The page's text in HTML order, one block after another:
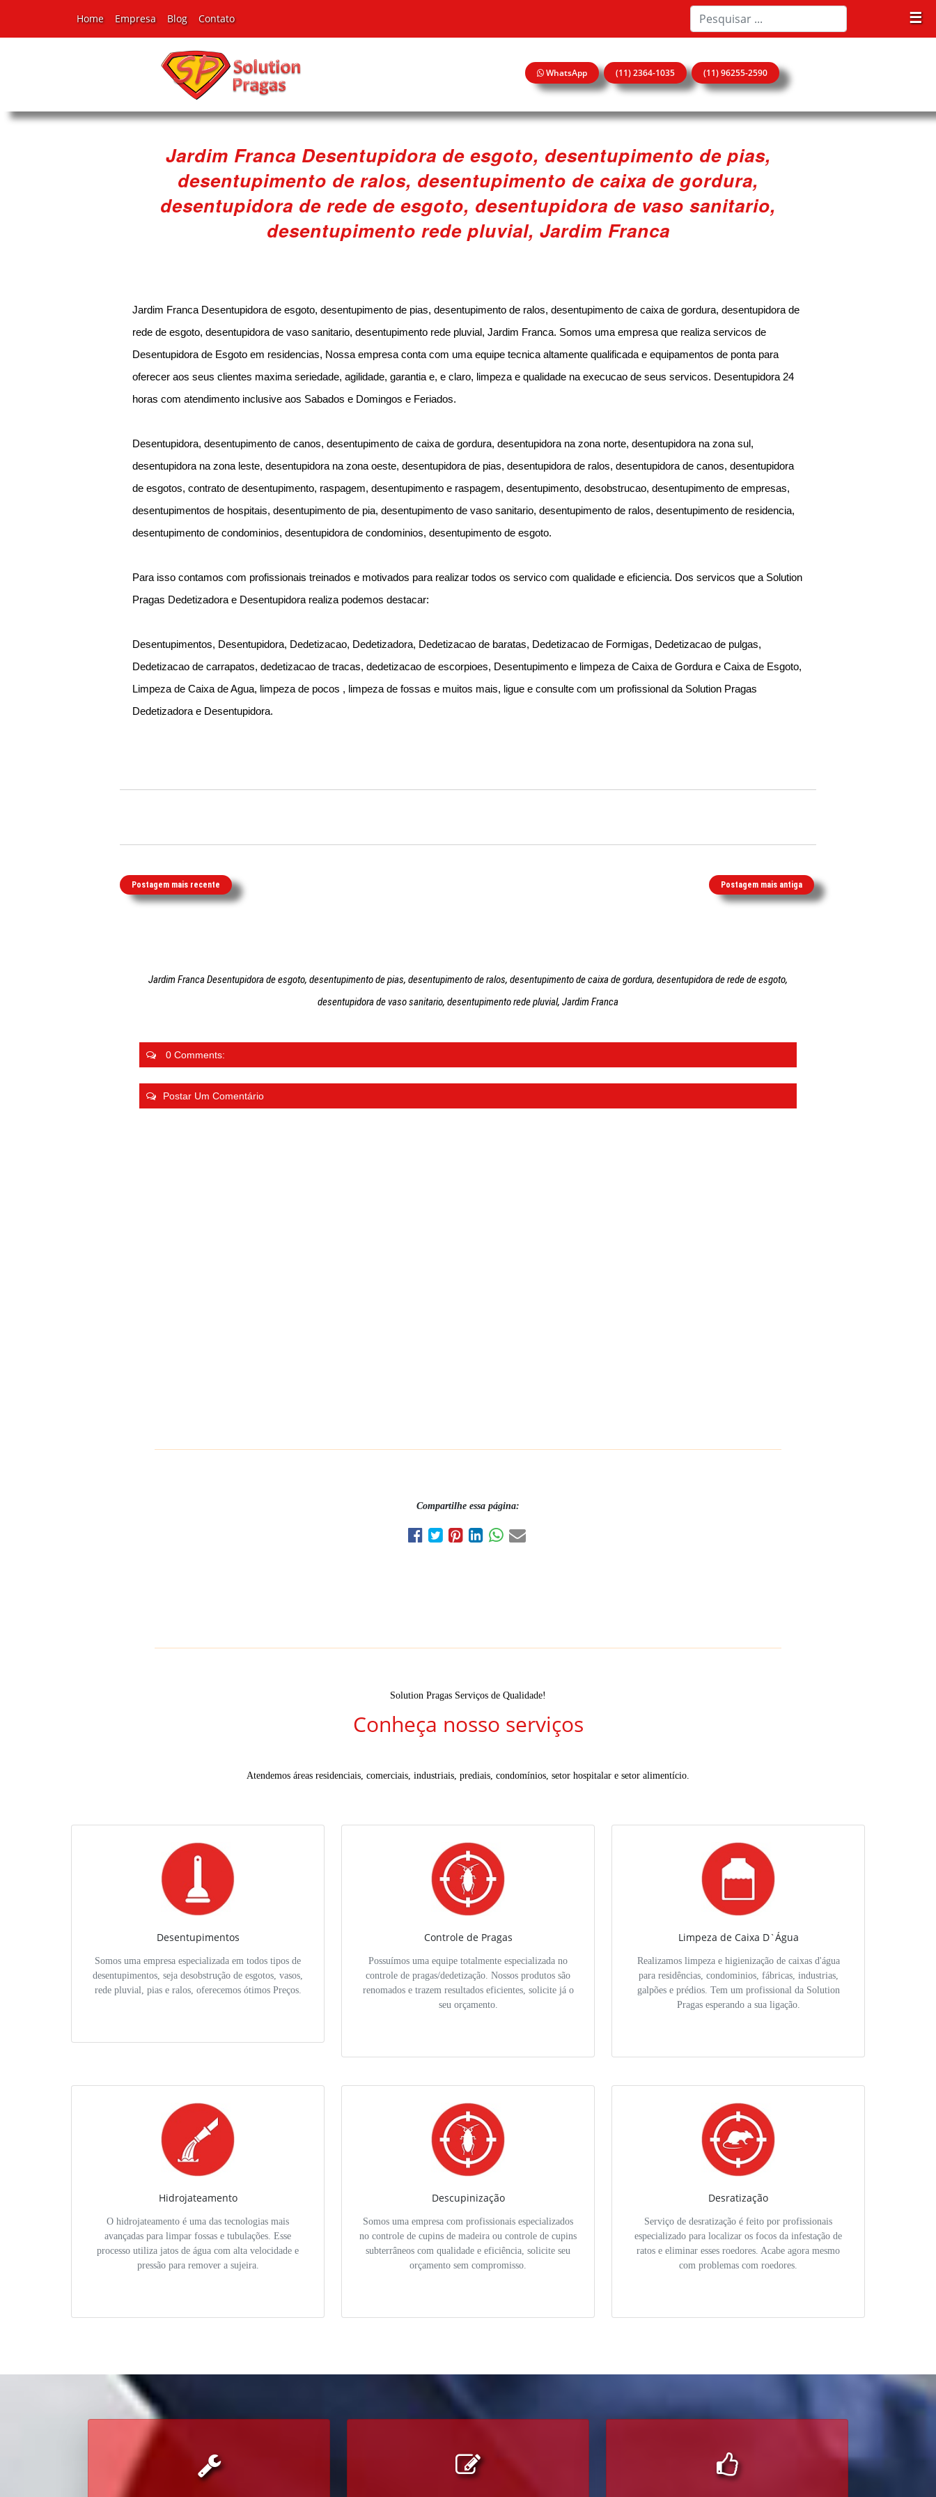
☰
Home Empresa Blog Contato
WhatsApp (11) 2364-1035 (11) 96255-2590
Jardim Franca Desentupidora de esgoto, desentupimento de pias,
desentupimento de ralos, desentupimento de caixa de gordura,
desentupidora de rede de esgoto, desentupidora de vaso sanitario,
desentupimento rede pluvial, Jardim Franca
Jardim Franca Desentupidora de esgoto, desentupimento de pias, desentupimento de ralos, desentupimento de caixa de gordura, desentupidora de
rede de esgoto, desentupidora de vaso sanitario, desentupimento rede pluvial, Jardim Franca. Somos uma empresa que realiza servicos de
Desentupidora de Esgoto em residencias, Nossa empresa conta com uma equipe tecnica altamente qualificada e equipamentos de ponta para
oferecer aos seus clientes maxima seriedade, agilidade, garantia e, e claro, limpeza e qualidade na execucao de seus servicos. Desentupidora 24
horas com atendimento inclusive aos Sabados e Domingos e Feriados.
Desentupidora, desentupimento de canos, desentupimento de caixa de gordura, desentupidora na zona norte, desentupidora na zona sul,
desentupidora na zona leste, desentupidora na zona oeste, desentupidora de pias, desentupidora de ralos, desentupidora de canos, desentupidora
de esgotos, contrato de desentupimento, raspagem, desentupimento e raspagem, desentupimento, desobstrucao, desentupimento de empresas,
desentupimentos de hospitais, desentupimento de pia, desentupimento de vaso sanitario, desentupimento de ralos, desentupimento de residencia,
desentupimento de condominios, desentupidora de condominios, desentupimento de esgoto.
Para isso contamos com profissionais treinados e motivados para realizar todos os servico com qualidade e eficiencia. Dos servicos que a Solution
Pragas Dedetizadora e Desentupidora realiza podemos destacar:
Desentupimentos, Desentupidora, Dedetizacao, Dedetizadora, Dedetizacao de baratas, Dedetizacao de Formigas, Dedetizacao de pulgas,
Dedetizacao de carrapatos, dedetizacao de tracas, dedetizacao de escorpioes, Desentupimento e limpeza de Caixa de Gordura e Caixa de Esgoto,
Limpeza de Caixa de Agua, limpeza de pocos , limpeza de fossas e muitos mais, ligue e consulte com um profissional da Solution Pragas
Dedetizadora e Desentupidora.
Postagem mais recente Postagem mais antiga
Jardim Franca Desentupidora de esgoto, desentupimento de pias, desentupimento de ralos, desentupimento de caixa de gordura, desentupidora de rede de esgoto,
desentupidora de vaso sanitario, desentupimento rede pluvial, Jardim Franca
0 Comments:
Postar Um Comentário
Compartilhe essa página:
Solution Pragas Serviços de Qualidade!
Conheça nosso serviços
Atendemos áreas residenciais, comerciais, industriais, prediais, condomínios, setor hospitalar e setor alimentício.
Desentupimentos
Somos uma empresa especializada em todos tipos de
desentupimentos, seja desobstrução de esgotos, vasos,
rede pluvial, pias e ralos, oferecemos ótimos Preços.
Controle de Pragas
Possuímos uma equipe totalmente especializada no
controle de pragas/dedetização. Nossos produtos são
renomados e trazem resultados eficientes, solicite já o
seu orçamento.
Limpeza de Caixa D`Água
Realizamos limpeza e higienização de caixas d'água
para residências, condominios, fábricas, industrias,
galpões e prédios. Tem um profissional da Solution
Pragas esperando a sua ligação.
Hidrojateamento
O hidrojateamento é uma das tecnologias mais
avançadas para limpar fossas e tubulações. Esse
processo utiliza jatos de água com alta velocidade e
pressão para remover a sujeira.
Descupinização
Somos uma empresa com profissionais especializados
no controle de cupins de madeira ou controle de cupins
subterrâneos com qualidade e eficiência, solicite seu
orçamento sem compromisso.
Desratização
Serviço de desratização é feito por profissionais
especializado para localizar os focos da infestação de
ratos e eliminar esses roedores. Acabe agora mesmo
com problemas com roedores.